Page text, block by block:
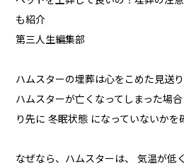
も紹介
第三人生編集部
ハムスターの埋葬は心をこめた見送
ハムスターが亡くなってしまった場
り先に 冬眠状態 になっていないかを
なぜなら、ハムスターは、 気温が低